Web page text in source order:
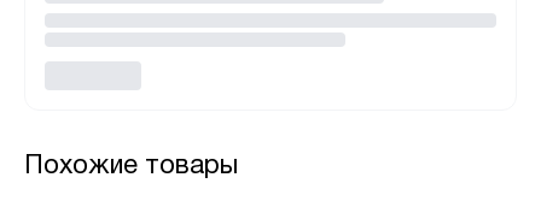
Похожие товары